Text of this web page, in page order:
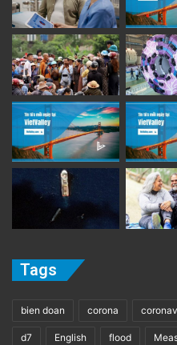
Tags
bien doan corona
d7 English flood